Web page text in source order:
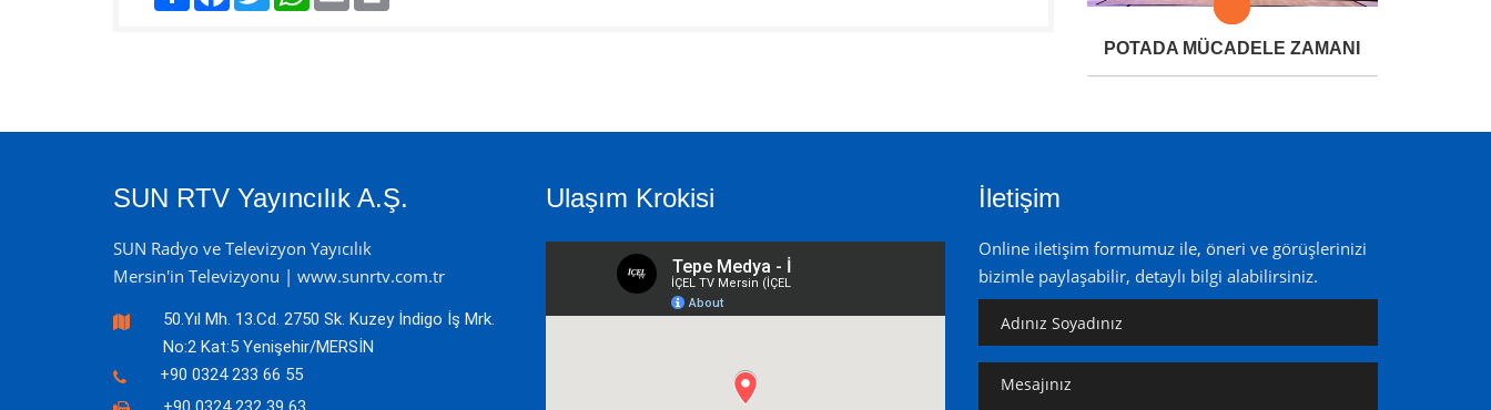
POTADA MÜCADELE ZAMANI
SUN RTV Yayıncılık A.Ş.
SUN Radyo ve Televizyon Yayıcılık
Mersin'in Televizyonu | www.sunrtv.com.tr
50.Yıl Mh. 13.Cd. 2750 Sk. Kuzey İndigo İş Mrk.
No:2 Kat:5 Yenişehir/MERSİN
+90 0324 233 66 55
Ulaşım Krokisi İletişim
Online iletişim formumuz ile, öneri ve görüşlerinizi
bizimle paylaşabilir, detaylı bilgi alabilirsiniz.